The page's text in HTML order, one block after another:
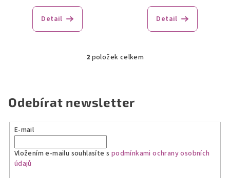
Detail Detail
O
á
d
a
p
2 položek celkem
Odebírat newsletter
E-mail
Vložením e-mailu souhlasíte s podmínkami ochrany osobních
údajů